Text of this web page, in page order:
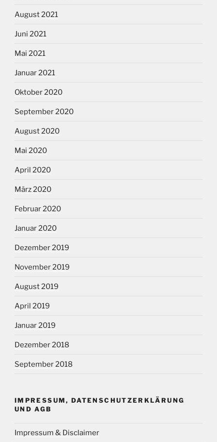
August 2021
Juni 2021
Mai 2021
Januar 2021
Oktober 2020
September 2020
August 2020
Mai 2020
April 2020
März 2020
Februar 2020
Januar 2020
Dezember 2019
November 2019
August 2019
April 2019
Januar 2019
Dezember 2018
September 2018
IMPRESSUM, DATENSCHUTZERKLÄRUNG
UND AGB
Impressum & Disclaimer